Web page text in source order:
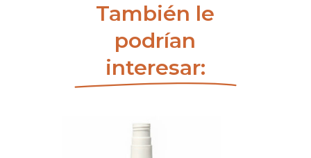
También le
podrían
interesar: